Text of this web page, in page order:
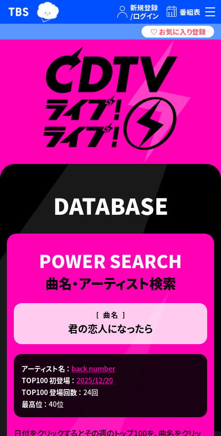
TBSテレビ｜ときめくときを。
TBSグループキャラクター『ワクティ』番組表
DATABASE
曲名・アーティスト検索
[ 曲名 ]
君の恋人になったら
アーティスト名
back number
TOP100 初登場
2025/12/20
TOP100 登場回数
24回
最高位
40位
日付をクリックするとその週のトップ100を、曲名をクリッ